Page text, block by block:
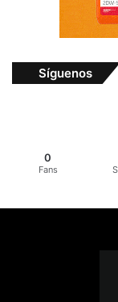
Síguenos
0
Fans